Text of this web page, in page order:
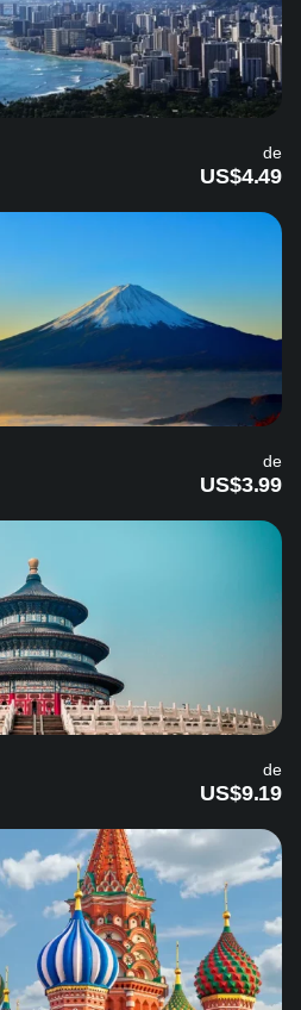
de
US$4.49
de
US$3.99
de
US$9.19